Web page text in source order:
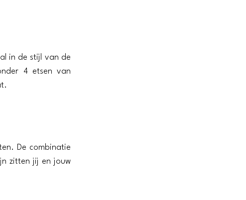
in de stijl van de
4 etsen van
De combinatie
zitten jij en jouw